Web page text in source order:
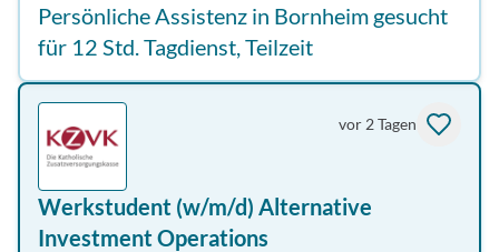
Persönliche Assistenz in Bornheim gesucht
für 12 Std. Tagdienst, Teilzeit
vor 2 Tagen
Werkstudent (w/m/d) Alternative
Investment Operations